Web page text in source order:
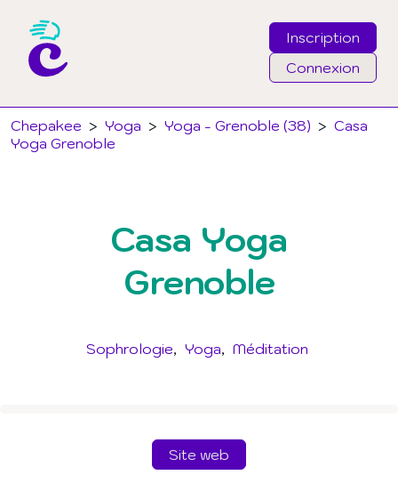
Inscription
Connexion
Chepakee > Yoga > Yoga - Grenoble (38) > Casa
Yoga Grenoble
Email
J'ai oublié mon mot de passe
Connexion
Casa Yoga
Grenoble
Sophrologie Yoga Méditation
Site web